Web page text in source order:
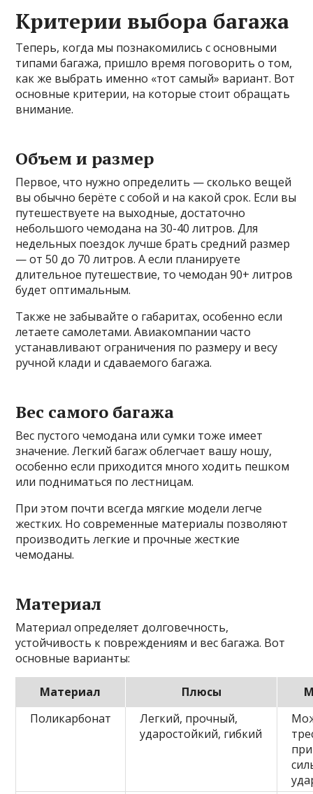
Критерии выбора багажа
Теперь, когда мы познакомились с основными
типами багажа, пришло время поговорить о том,
как же выбрать именно «тот самый» вариант. Вот
основные критерии, на которые стоит обращать
внимание.
Объем и размер
Первое, что нужно определить — сколько вещей
вы обычно берёте с собой и на какой срок. Если вы
путешествуете на выходные, достаточно
небольшого чемодана на 30-40 литров. Для
недельных поездок лучше брать средний размер
— от 50 до 70 литров. А если планируете
длительное путешествие, то чемодан 90+ литров
будет оптимальным.
Также не забывайте о габаритах, особенно если
летаете самолетами. Авиакомпании часто
устанавливают ограничения по размеру и весу
ручной клади и сдаваемого багажа.
Вес самого багажа
Вес пустого чемодана или сумки тоже имеет
значение. Легкий багаж облегчает вашу ношу,
особенно если приходится много ходить пешком
или подниматься по лестницам.
При этом почти всегда мягкие модели легче
жестких. Но современные материалы позволяют
производить легкие и прочные жесткие
чемоданы.
Материал
Материал определяет долговечность,
устойчивость к повреждениям и вес багажа. Вот
основные варианты:
Материал Плюсы
Поликарбонат
Легкий, прочный,
ударостойкий, гибкий
при